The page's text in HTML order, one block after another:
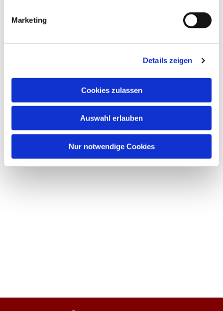
Marketing
Details zeigen
Cookies zulassen
Auswahl erlauben
Nur notwendige Cookies